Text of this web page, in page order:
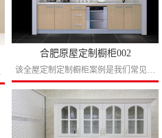
淘汰，同时本衣柜...
合肥原屋定制橱柜002